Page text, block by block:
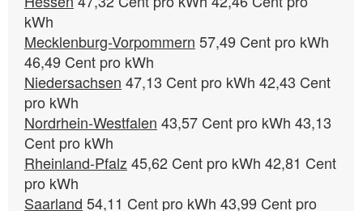
Mecklenburg-Vorpommern 57,49 Cent pro kWh
Niedersachsen 47,13 Cent pro kWh 42,43 Cent
Nordrhein-Westfalen 43,57 Cent pro kWh 43,13
Rheinland-Pfalz 45,62 Cent pro kWh 42,81 Cent
Saarland 54,11 Cent pro kWh 43,99 Cent pro